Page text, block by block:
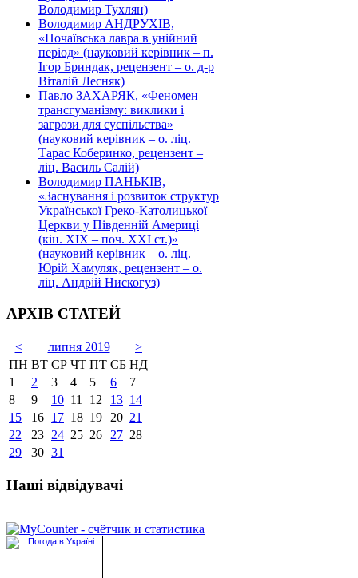
Володимир Тухлян)
Володимир АНДРУХІВ,
«Почаївська лавра в унійний
період» (науковий керівник – п.
Ігор Бриндак, рецензент – о. д-р
Віталій Лесняк)
Павло ЗАХАРЯК, «Феномен
трансгуманізму: виклики і
загрози для суспільства»
(науковий керівник – о. ліц.
Тарас Коберинко, рецензент –
ліц. Василь Салій)
Володимир ПАНЬКІВ,
«Заснування і розвиток структур
Української Греко-Католицької
Церкви у Південній Америці
(кін. ХІХ – поч. ХХІ ст.)»
(науковий керівник – о. ліц.
Юрій Хамуляк, рецензент – о.
ліц. Андрій Нискогуз)
АРХІВ СТАТЕЙ
< липня 2019
>
ПН ВТ СР ЧТ ПТ СБ НД
1
2 3 4 5 6
7
8
9 10 11 12 13 14
15
16 17 18 19 20 21
22
23 24 25 26 27 28
29
30 31
Наші відвідувачі